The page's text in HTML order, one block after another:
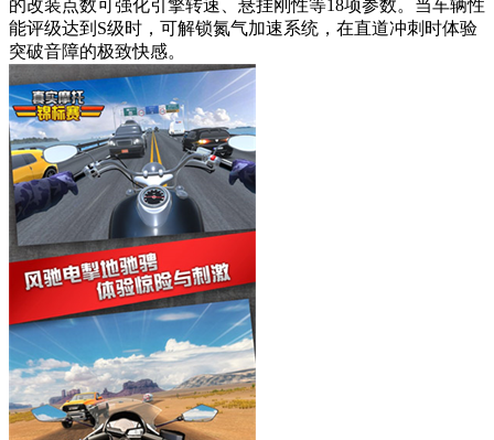
的改装点数可强化引擎转速、悬挂刚性等18项参数。当车辆性
能评级达到S级时，可解锁氮气加速系统，在直道冲刺时体验
突破音障的极致快感。